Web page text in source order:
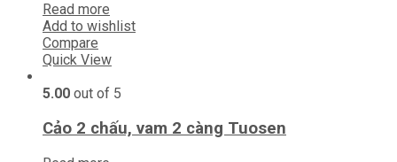
Read more
Add to wishlist
Compare
Quick View
5.00 out of 5
Cảo 2 chấu, vam 2 càng Tuosen